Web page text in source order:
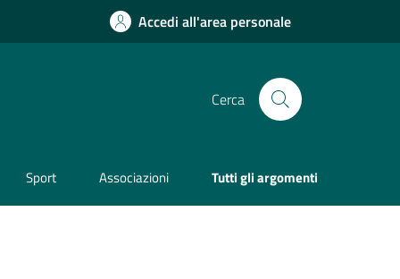
Accedi all'area personale
Cerca
Sport Associazioni Tutti gli argomenti